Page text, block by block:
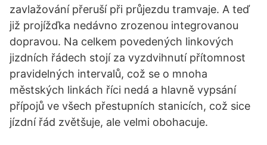
zavlažování přeruší při průjezdu tramvaje. A teď
již projížďka nedávno zrozenou integrovanou
dopravou. Na celkem povedených linkových
jizdních řádech stojí za vyzdvihnutí přítomnost
pravidelných intervalů, což se o mnoha
městských linkách říci nedá a hlavně vypsání
přípojů ve všech přestupních stanicích, což sice
jízdní řád zvětšuje, ale velmi obohacuje.